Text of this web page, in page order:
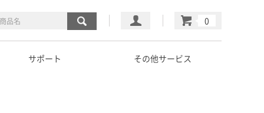
マイページ
カート
サポート その他サービス